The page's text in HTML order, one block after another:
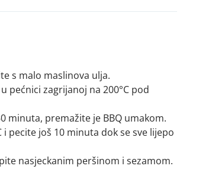
s malo maslinova ulja.
pećnici zagrijanoj na 200°C pod
minuta, premažite je BBQ umakom.
pecite još 10 minuta dok se sve lijepo
nasjeckanim peršinom i sezamom.